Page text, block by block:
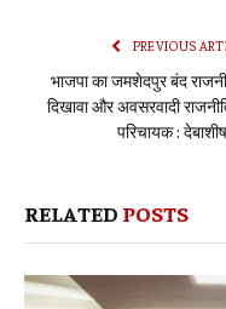
PREVIOUS
भाजपा का जमशेदपुर बंद
दिखावा और अवसरवादी
परिचायक :
RELATED POSTS